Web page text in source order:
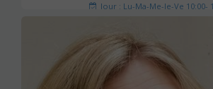
Jour : Lu-Ma-Me-Je-Ve 10:00-